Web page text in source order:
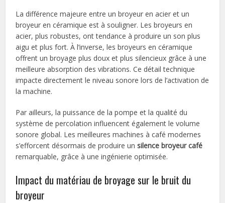
La différence majeure entre un broyeur en acier et un
broyeur en céramique est à souligner. Les broyeurs en
acier, plus robustes, ont tendance à produire un son plus
aigu et plus fort. À l’inverse, les broyeurs en céramique
offrent un broyage plus doux et plus silencieux grâce à une
meilleure absorption des vibrations. Ce détail technique
impacte directement le niveau sonore lors de l’activation de
la machine.
Par ailleurs, la puissance de la pompe et la qualité du
système de percolation influencent également le volume
sonore global. Les meilleures machines à café modernes
s’efforcent désormais de produire unsilence broyeur café
remarquable, grâce à une ingénierie optimisée.
Impact du matériau de broyage sur le bruit du
broyeur